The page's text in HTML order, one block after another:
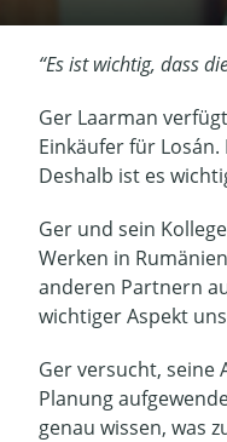
“Es ist wichtig, dass
Ger Laarman
Einkäufer für
Deshalb ist es
Ger und sein
Werken in
anderen Partnern
wichtiger Aspekt
Ger versucht, seine
Planung
genau wissen, was